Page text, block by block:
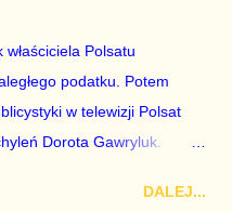
właściciela Polsatu
podatku. Potem
w telewizji Polsat
Dorota Gawryluk.
SB, który jest obecnie
DALEJ...